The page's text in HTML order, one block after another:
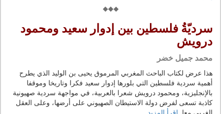
سرديّةُ فلسطين بين إدوار سعيد ومحمود
درويش
محمد جميل خضر
هذا عرض لكتاب الباحث المغربي المرموق يحيى بن الوليد الذي يطرح
أهمية سردية فلسطين التي بلورها إدوار سعيد فكرا وتاريخا وموقفا
بالإنجليزية، ومحمود درويش شعرا بالعربية، في مواجهة سردية صهيونية
كاذبة تسعى لفرض دولة الاستيطان الصهيوني على أرضها، وعلى العقل